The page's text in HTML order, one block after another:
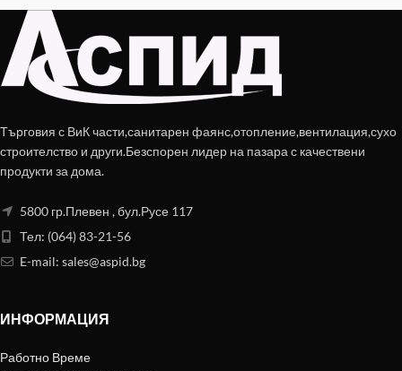
Търговия с ВиК части,санитарен фаянс,отопление,вентилация,сухо
строителство и други.Безспорен лидер на пазара с качествени
продукти за дома.
5800 гр.Плевен , бул.Русе 117
Тел: (064) 83-21-56
E-mail: sales@aspid.bg
ИНФОРМАЦИЯ
Работно Време